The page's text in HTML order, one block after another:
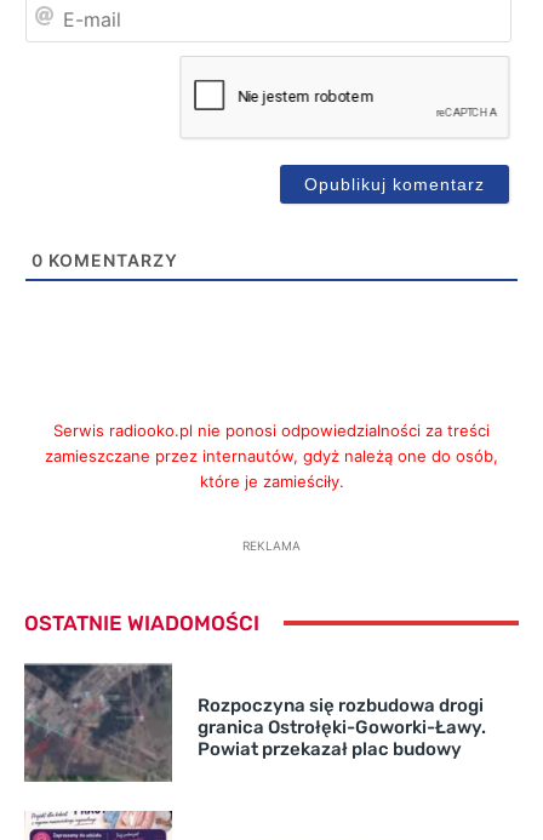
0 KOMENTARZY
Serwis radiooko.pl nie ponosi odpowiedzialności za treści
zamieszczane przez internautów, gdyż należą one do osób,
które je zamieściły.
REKLAMA
OSTATNIE WIADOMOŚCI
Rozpoczyna się rozbudowa drogi
granica Ostrołęki-Goworki-Ławy.
Powiat przekazał plac budowy